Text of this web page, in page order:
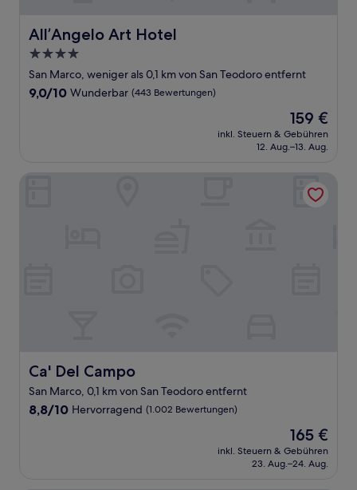
All’Angelo Art Hotel
All’Angelo Art Hotel
4.0-
Sterne-
Unterkunft
San Marco, weniger als 0,1 km von San Teodoro entfernt
9.0
9,0/10 Wunderbar (443 Bewertungen)
Der
Preis
beträgt
159 €
inkl. Steuern & Gebühren
12. Aug.–13. Aug.
Ca' Del Campo
Ca' Del Campo
San Marco, 0,1 km von San Teodoro entfernt
8.8
8,8/10 Hervorragend (1.002 Bewertungen)
Der
Preis
beträgt
165 €
inkl. Steuern & Gebühren
23. Aug.–24. Aug.